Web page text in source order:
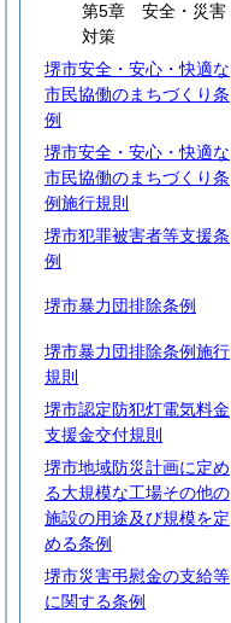
第5章 安全・災害
対策
堺市安全・安心・快適な
市民協働のまちづくり条
例
堺市安全・安心・快適な
市民協働のまちづくり条
例施行規則
堺市犯罪被害者等支援条
例
堺市暴力団排除条例
堺市暴力団排除条例施行
規則
堺市認定防犯灯電気料金
支援金交付規則
堺市地域防災計画に定め
る大規模な工場その他の
施設の用途及び規模を定
める条例
堺市災害弔慰金の支給等
に関する条例